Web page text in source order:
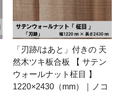
「刃跡/はあと」付きの 天
然木ツキ板合板 【 サテン
ウォールナット柾目 】
1220×2430（mm）｜ノコ